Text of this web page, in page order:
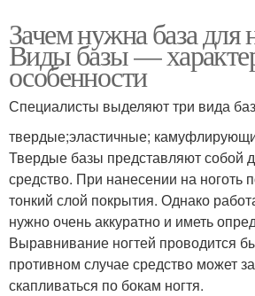
Зачем нужна база для
Виды базы —
особенности
Специалисты выделяют три вида
твердые;эластичные;
Твердые базы представляют собой
средство. При нанесении на ноготь
тонкий слой покрытия. Однако
нужно очень аккуратно и иметь
Выравнивание ногтей проводится
противном случае средство может
скапливаться по бокам ногтя.